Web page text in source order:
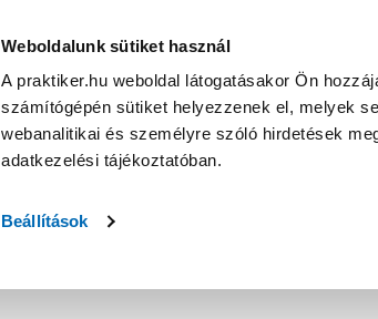
Weboldalunk sütiket használ
A praktiker.hu weboldal látogatásakor Ön
számítógépén sütiket helyezzenek el, melyek
webanalitikai és személyre szóló hirdetések
adatkezelési tájékoztatóban.
Beállítások
KATEGÓRIÁK
Nyereményjáték Praktiker Professional